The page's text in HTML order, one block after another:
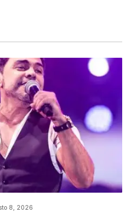
8, 2026